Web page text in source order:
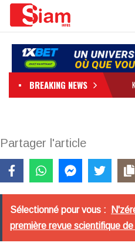
BREAKING NEWS
Partager l'article
Sélectionné pour vous :
première revue scientifique